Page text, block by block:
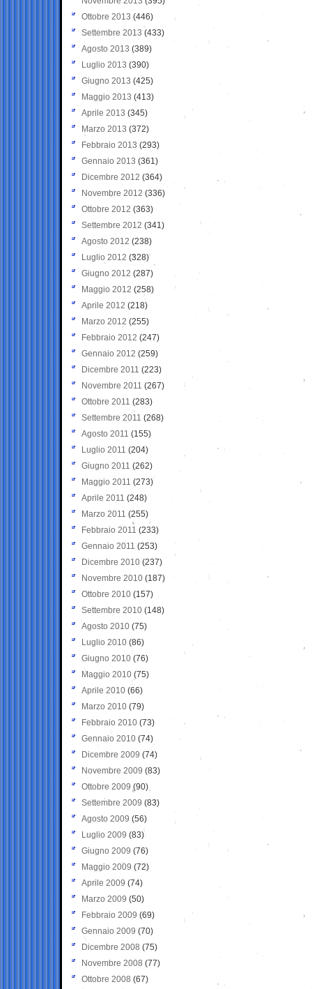
Ottobre 2013 (446)
Settembre 2013 (433)
Agosto 2013 (389)
Luglio 2013 (390)
Giugno 2013 (425)
Maggio 2013 (413)
Aprile 2013 (345)
Marzo 2013 (372)
Febbraio 2013 (293)
Gennaio 2013 (361)
Dicembre 2012 (364)
Novembre 2012 (336)
Ottobre 2012 (363)
Settembre 2012 (341)
Agosto 2012 (238)
Luglio 2012 (328)
Giugno 2012 (287)
Maggio 2012 (258)
Aprile 2012 (218)
Marzo 2012 (255)
Febbraio 2012 (247)
Gennaio 2012 (259)
Dicembre 2011 (223)
Novembre 2011 (267)
Ottobre 2011 (283)
Settembre 2011 (268)
Agosto 2011 (155)
Luglio 2011 (204)
Giugno 2011 (262)
Maggio 2011 (273)
Aprile 2011 (248)
Marzo 2011 (255)
Febbraio 2011 (233)
Gennaio 2011 (253)
Dicembre 2010 (237)
Novembre 2010 (187)
Ottobre 2010 (157)
Settembre 2010 (148)
Agosto 2010 (75)
Luglio 2010 (86)
Giugno 2010 (76)
Maggio 2010 (75)
Aprile 2010 (66)
Marzo 2010 (79)
Febbraio 2010 (73)
Gennaio 2010 (74)
Dicembre 2009 (74)
Novembre 2009 (83)
Ottobre 2009 (90)
Settembre 2009 (83)
Agosto 2009 (56)
Luglio 2009 (83)
Giugno 2009 (76)
Maggio 2009 (72)
Aprile 2009 (74)
Marzo 2009 (50)
Febbraio 2009 (69)
Gennaio 2009 (70)
Dicembre 2008 (75)
Novembre 2008 (77)
Ottobre 2008 (67)